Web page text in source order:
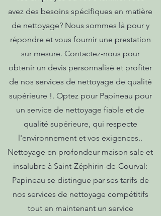
avez des besoins spécifiques en matière
de nettoyage? Nous sommes là pour y
répondre et vous fournir une prestation
sur mesure. Contactez-nous pour
obtenir un devis personnalisé et profiter
de nos services de nettoyage de qualité
supérieure !. Optez pour Papineau pour
un service de nettoyage fiable et de
qualité supérieure, qui respecte
l'environnement et vos exigences..
Nettoyage en profondeur maison sale et
insalubre à Saint-Zéphirin-de-Courval:
Papineau se distingue par ses tarifs de
nos services de nettoyage compétitifs
tout en maintenant un service